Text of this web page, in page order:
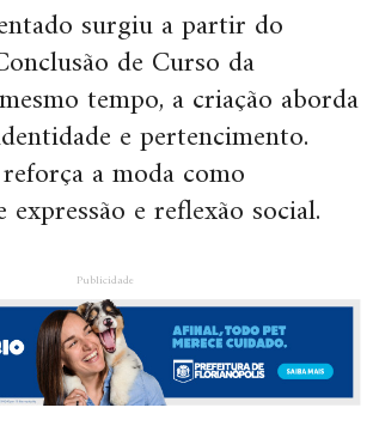
surgiu a partir do
de Curso da
tempo, a criação aborda
e pertencimento.
a moda como
e reflexão social.
Publicidade